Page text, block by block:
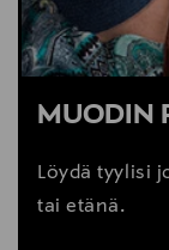
MUODIN
Löydä tyylisi
tai etänä.